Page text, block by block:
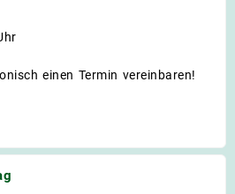
einen Termin vereinbaren!